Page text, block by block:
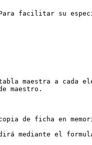
facilitar su
maestra a cada
maestro.
de ficha en
mediante el